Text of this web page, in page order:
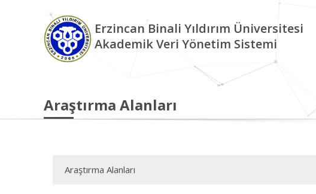
Erzincan Binali Yıldırım Üniversitesi
Akademik Veri Yönetim Sistemi
Araştırma Alanları
Araştırma Alanları